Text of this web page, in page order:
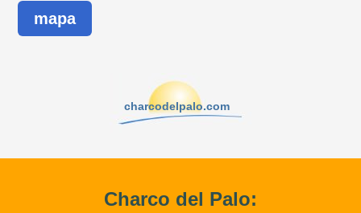
mapa
charcodelpalo.com
Charco del Palo: